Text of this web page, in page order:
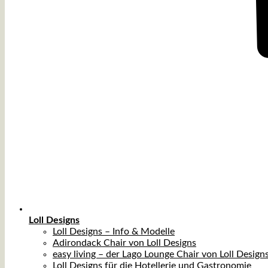
Loll Designs
Loll Designs – Info & Modelle
Adirondack Chair von Loll Designs
easy living – der Lago Lounge Chair von Loll
Loll Designs für die Hotellerie und Gastronomie